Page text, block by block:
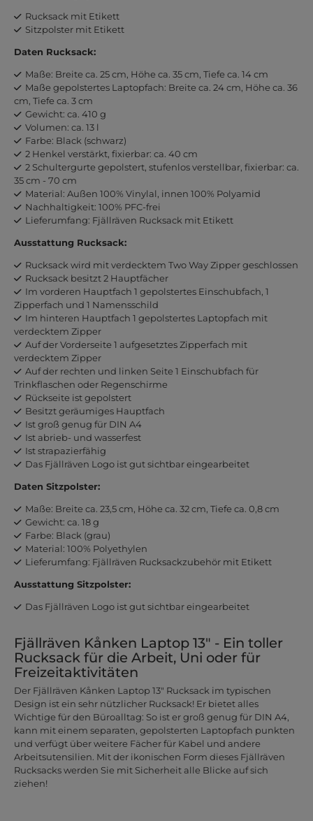
Rucksack mit Etikett
Sitzpolster mit Etikett
Daten Rucksack:
Maße: Breite ca. 25 cm, Höhe ca. 35 cm, Tiefe ca. 14 cm
Maße gepolstertes Laptopfach: Breite ca. 24 cm, Höhe ca. 36
cm, Tiefe ca. 3 cm
Gewicht: ca. 410 g
Volumen: ca. 13 l
Farbe: Black (schwarz)
2 Henkel verstärkt, fixierbar: ca. 40 cm
2 Schultergurte gepolstert, stufenlos verstellbar, fixierbar: ca.
35 cm - 70 cm
Material: Außen 100% Vinylal, innen 100% Polyamid
Nachhaltigkeit: 100% PFC-frei
Lieferumfang: Fjällräven Rucksack mit Etikett
Ausstattung Rucksack:
Rucksack wird mit verdecktem Two Way Zipper geschlossen
Rucksack besitzt 2 Hauptfächer
Im vorderen Hauptfach 1 gepolstertes Einschubfach, 1
Zipperfach und 1 Namensschild
Im hinteren Hauptfach 1 gepolstertes Laptopfach mit
verdecktem Zipper
Auf der Vorderseite 1 aufgesetztes Zipperfach mit
verdecktem Zipper
Auf der rechten und linken Seite 1 Einschubfach für
Trinkflaschen oder Regenschirme
Rückseite ist gepolstert
Besitzt geräumiges Hauptfach
Ist groß genug für DIN A4
Ist abrieb- und wasserfest
Ist strapazierfähig
Das Fjällräven Logo ist gut sichtbar eingearbeitet
Daten Sitzpolster:
Maße: Breite ca. 23,5 cm, Höhe ca. 32 cm, Tiefe ca. 0,8 cm
Gewicht: ca. 18 g
Farbe: Black (grau)
Material: 100% Polyethylen
Lieferumfang: Fjällräven Rucksackzubehör mit Etikett
Ausstattung Sitzpolster:
Das Fjällräven Logo ist gut sichtbar eingearbeitet
Fjällräven Kånken Laptop 13" - Ein toller
Rucksack für die Arbeit, Uni oder für
Freizeitaktivitäten
Der Fjällräven Kånken Laptop 13" Rucksack im typischen
Design ist ein sehr nützlicher Rucksack! Er bietet alles
Wichtige für den Büroalltag: So ist er groß genug für DIN A4,
kann mit einem separaten, gepolsterten Laptopfach punkten
und verfügt über weitere Fächer für Kabel und andere
Arbeitsutensilien. Mit der ikonischen Form dieses Fjällräven
Rucksacks werden Sie mit Sicherheit alle Blicke auf sich
ziehen!